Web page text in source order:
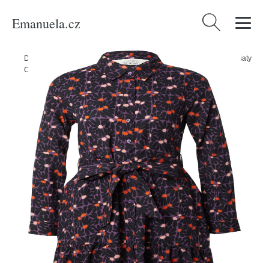
Emanuela.cz Vyhledávání
Domů Ženy/Oblečení/Šaty/Košilové šaty
Košilové šaty
Compania Fantastica námořnická modř / fialová / oranžová / růže